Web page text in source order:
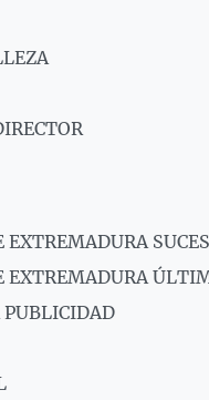
EXTREMADURA
EXTREMADURA
PUBLICIDAD